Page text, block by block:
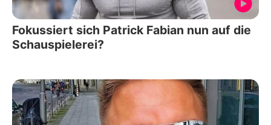
Fokussiert sich Patrick Fabian nun auf die
Schauspielerei?